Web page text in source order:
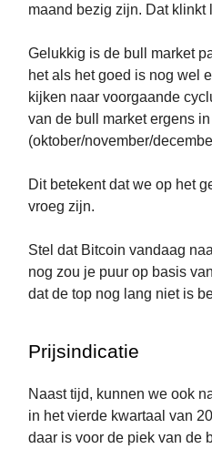
maand bezig zijn. Dat klinkt
Gelukkig is de bull market
het als het goed is nog wel
kijken naar voorgaande
van de bull market ergens
(oktober/november/
Dit betekent dat we op het
vroeg zijn.
Stel dat Bitcoin vandaag
nog zou je puur op basis
dat de top nog lang niet is
Prijsindicatie
Naast tijd, kunnen we ook
in het vierde kwartaal van
daar is voor de piek van de